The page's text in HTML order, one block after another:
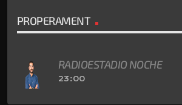
PROPERAMENT
RADIOESTADIO NOCHE
23:00